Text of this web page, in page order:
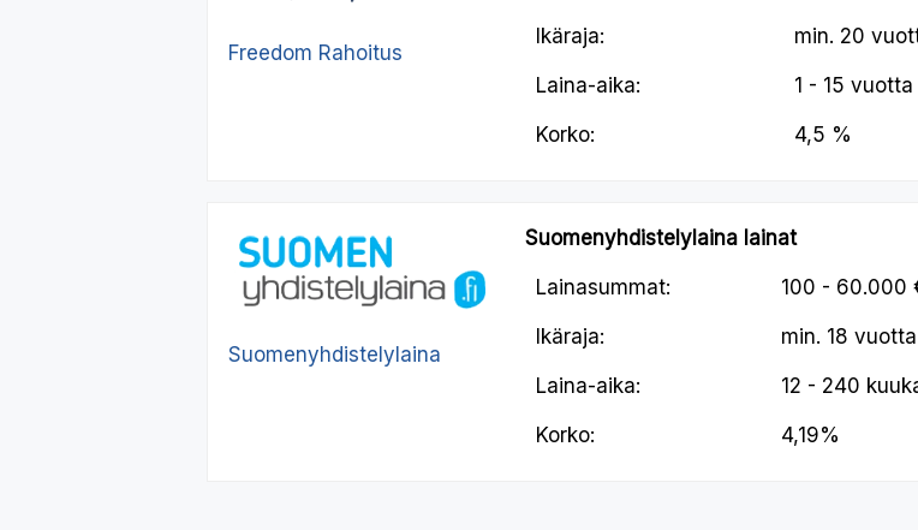
Freedom Rahoitus
Ikäraja: min. 20
Laina-aika: 1 - 15 vuotta
Korko: 4,5 %
Suomenyhdistelylaina
Suomenyhdistelylaina lainat
Lainasummat: 100 - 60.000
Ikäraja: min. 18 vuotta
Laina-aika: 12 - 240
Korko: 4,19%